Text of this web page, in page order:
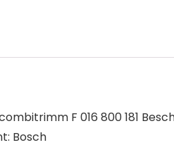
F 016 800 181
Bosch